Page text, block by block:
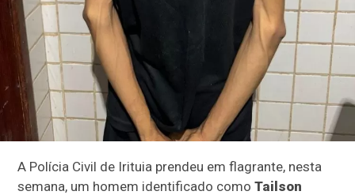
A Polícia Civil de Irituia prendeu em flagrante, nesta
semana, um homem identificado comoTailson